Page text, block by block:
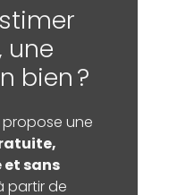
une
bien ?
une
sans
partir de